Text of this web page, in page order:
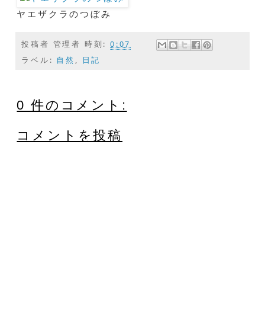
ヤエザクラのつぼみ
投稿者 管理者 時刻:0:07
ラベル: 自然 , 日記
0 件のコメント:
コメントを投稿